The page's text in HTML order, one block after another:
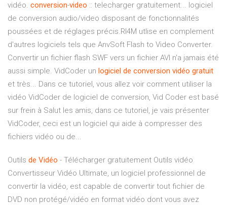
vidéo. conversion-video :: telecharger gratuitement... logiciel
de conversion audio/video disposant de fonctionnalités
poussées et de réglages précis.RI4M utlise en complement
d'autres logiciels tels que AnvSoft Flash to Video Converter.
Convertir un fichier flash SWF vers un fichier AVI n'a jamais été
aussi simple. VidCoder un logiciel de conversion vidéo gratuit
et très... Dans ce tutoriel, vous allez voir comment utiliser la
vidéo VidCoder de logiciel de conversion, Vid Coder est basé
sur frein à Salut les amis, dans ce tutoriel, je vais présenter
VidCoder, ceci est un logiciel qui aide à compresser des
fichiers vidéo ou de...
Outils de Vidéo - Télécharger gratuitement Outils vidéo
Convertisseur Vidéo Ultimate, un logiciel professionnel de
convertir la vidéo, est capable de convertir tout fichier de
DVD non protégé/vidéo en format vidéo dont vous avez